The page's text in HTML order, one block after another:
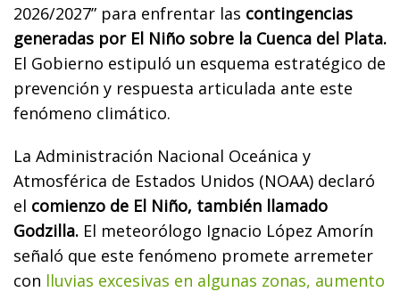
2026/2027” para enfrentar las contingencias
generadas por El Niño sobre la Cuenca del Plata.
El Gobierno estipuló un esquema estratégico de
prevención y respuesta articulada ante este
fenómeno climático.
La Administración Nacional Oceánica y
Atmosférica de Estados Unidos (NOAA) declaró
el comienzo de El Niño, también llamado
Godzilla. El meteorólogo Ignacio López Amorín
señaló que este fenómeno promete arremeter
con lluvias excesivas en algunas zonas, aumento